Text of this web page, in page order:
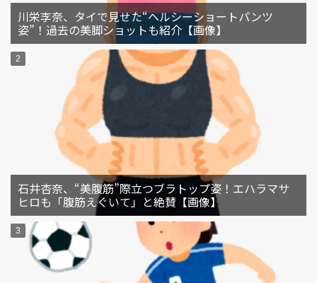
川栄李奈、タイで見せた“ヘルシーショートパンツ
姿”！過去の美脚ショットも紹介【画像】
石井杏奈、“美腹筋”際立つブラトップ姿！エハラマサ
ヒロも「腹筋えぐいて」と絶賛【画像】